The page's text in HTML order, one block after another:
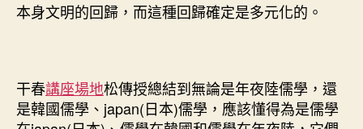
本身文明的回歸，而這種回歸確定是多元化的。
干春講座場地松傳授總結到無論是年夜陸儒學，還
是韓國儒學、japan(日本)儒學，應該懂得為是儒學